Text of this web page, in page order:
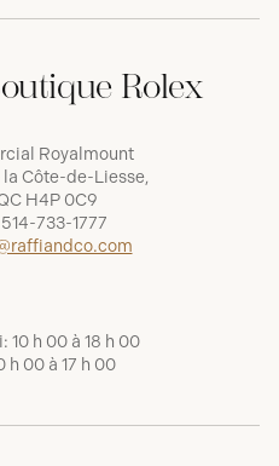
Rolex
Royalmount
Côte-de-Liesse,
H4P 0C9
514-733-1777
10 h 00 à 18 h 00
h 00 à 17 h 00